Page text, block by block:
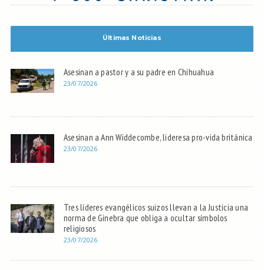
Últimas Noticias
Asesinan a pastor y a su padre en Chihuahua
23/07/2026
Asesinan a Ann Widdecombe, lideresa pro-vida británica
23/07/2026
Tres líderes evangélicos suizos llevan a la Justicia una
norma de Ginebra que obliga a ocultar símbolos
religiosos
23/07/2026